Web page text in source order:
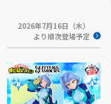
2026年7月16日（木）
より順次登場予定